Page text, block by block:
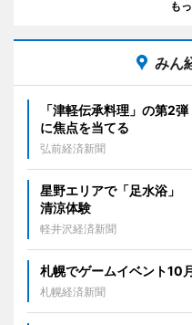
も
みん
「津軽伝承料理」の第2
に焦点を当てる
弘前経済新聞
星野エリアで「足水浴」
清涼体験
軽井沢経済新聞
札幌でゲームイベント
札幌経済新聞